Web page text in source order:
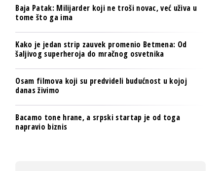
Baja Patak: Milijarder koji ne troši novac, već uživa u
tome što ga ima
Kako je jedan strip zauvek promenio Betmena: Od
šaljivog superheroja do mračnog osvetnika
Osam filmova koji su predvideli budućnost u kojoj
danas živimo
Bacamo tone hrane, a srpski startap je od toga
napravio biznis